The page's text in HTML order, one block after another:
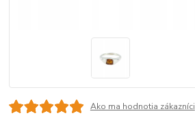
Ako ma hodnotia zákazníci